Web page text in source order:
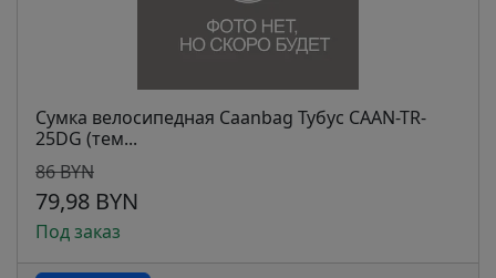
Сумка велосипедная Caanbag Тубус CAAN-TR-
25DG (тем...
86 BYN
79,98 BYN
Под заказ